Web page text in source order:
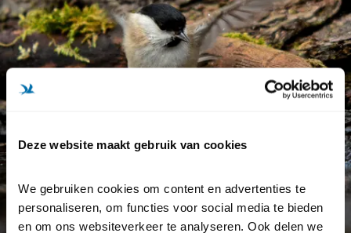
Deze website maakt gebruik van cookies
We gebruiken cookies om content en advertenties te
personaliseren, om functies voor social media te bieden
en om ons websiteverkeer te analyseren. Ook delen we